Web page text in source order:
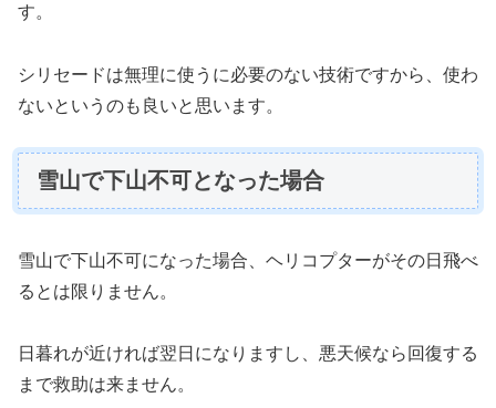
す。
シリセードは無理に使うに必要のない技術ですから、使わ
ないというのも良いと思います。
雪山で下山不可となった場合
雪山で下山不可になった場合、ヘリコプターがその日飛べ
るとは限りません。
日暮れが近ければ翌日になりますし、悪天候なら回復する
まで救助は来ません。